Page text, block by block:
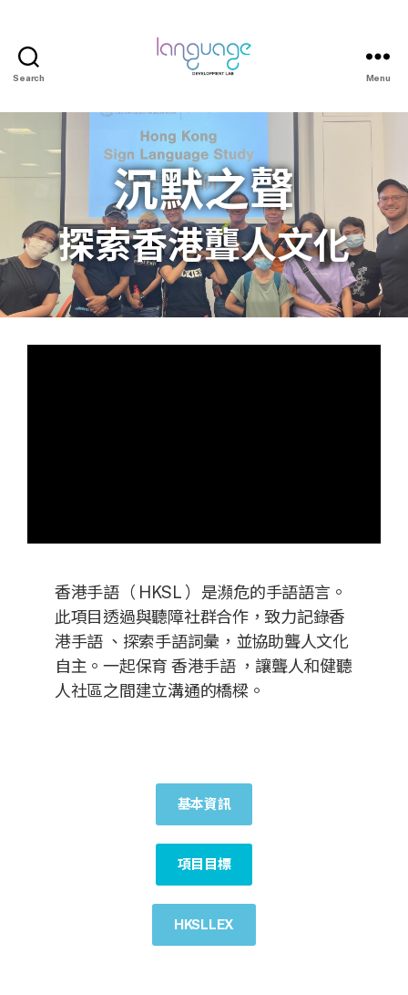
Search Menu
沉默之聲
探索香港聾人文化
香港手語（ HKSL ）是瀕危的手語語言。
此項目透過與聽障社群合作，致力記錄香
港手語 、探索手語詞彙，並協助聾人文化
自主。一起保育 香港手語 ，讓聾人和健聽
人社區之間建立溝通的橋樑。
基本資訊
項目目標
HKSLLEX